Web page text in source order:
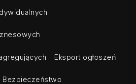
Eksport ogłoszeń
Bezpieczeństwo